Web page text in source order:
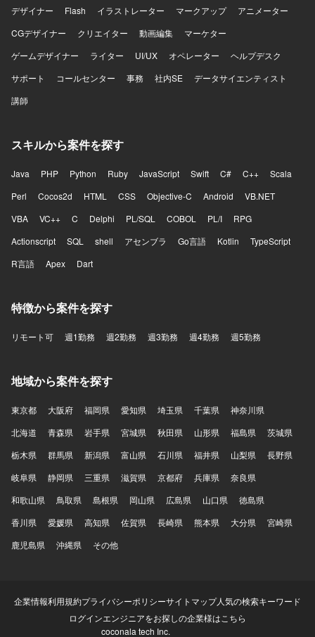
に携わっていただけます。多くのユーザーや資産を扱う大
規模サービスの開発経験を積み、複雑な既存システムを踏
など上流工程への関与が可能で、バックエンドエンジニア
として専門性を高めながら、FinTechやWeb3領域に本気で
踏み込んでいただけます。テックリードやアーキテクトに
近い役割を経験でき、実装だけでなくプロジェクトやチー
す。 【開発環境】 バックエンド開発が中心であり、Goを
APIやWebSocketを用いた各種サービスや外部システムとの
用した開発を行います。クラウド環境やコンテナ環境上で
システムを構築し、GitHub等を用いた開発管理を行ってお
ります。生成AIを含む各種開発ツールも活用しながら開発
を進めております。
デザイナー
Flash イラストレーター マークアップ
アニメーター
CGデザイナー
クリエイター 動画編集
マーケター
ゲームデザイナー
ライター UI/UX オペレーター
ヘルプデスク
サポート
コールセンター 事務 社内SE
データサイエンティスト
講師
スキルから案件を探す
Java PHP Python Ruby JavaScript Swift C# C++
Scala
Perl
Cocos2d HTML CSS Objective-C Android
VB.NET
VBA
VC++ C Delphi PL/SQL COBOL PL/I
RPG
Actionscript
SQL shell アセンブラ Go言語 Kotlin
TypeScript
R言語
Apex Dart
特徴から案件を探す
リモート可 週1勤務 週2勤務 週3勤務 週4勤務 週5勤務
地域から案件を探す
東京都 大阪府 福岡県 愛知県 埼玉県 千葉県
神奈川県
北海道
青森県 岩手県 宮城県 秋田県 山形県 福島県
茨城県
栃木県
群馬県 新潟県 富山県 石川県 福井県 山梨県
長野県
岐阜県
静岡県 三重県 滋賀県 京都府 兵庫県
奈良県
和歌山県
鳥取県 島根県 岡山県 広島県 山口県
徳島県
香川県
愛媛県 高知県 佐賀県 長崎県 熊本県 大分県
宮崎県
鹿児島県
沖縄県 その他
企業情報利用規約プライバシーポリシーサイトマップ人気の検索キーワード
ログインエンジニアをお探しの企業様はこちら
coconala tech Inc.